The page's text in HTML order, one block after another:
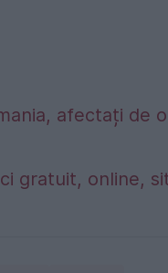
afectați de
gratuit, online,